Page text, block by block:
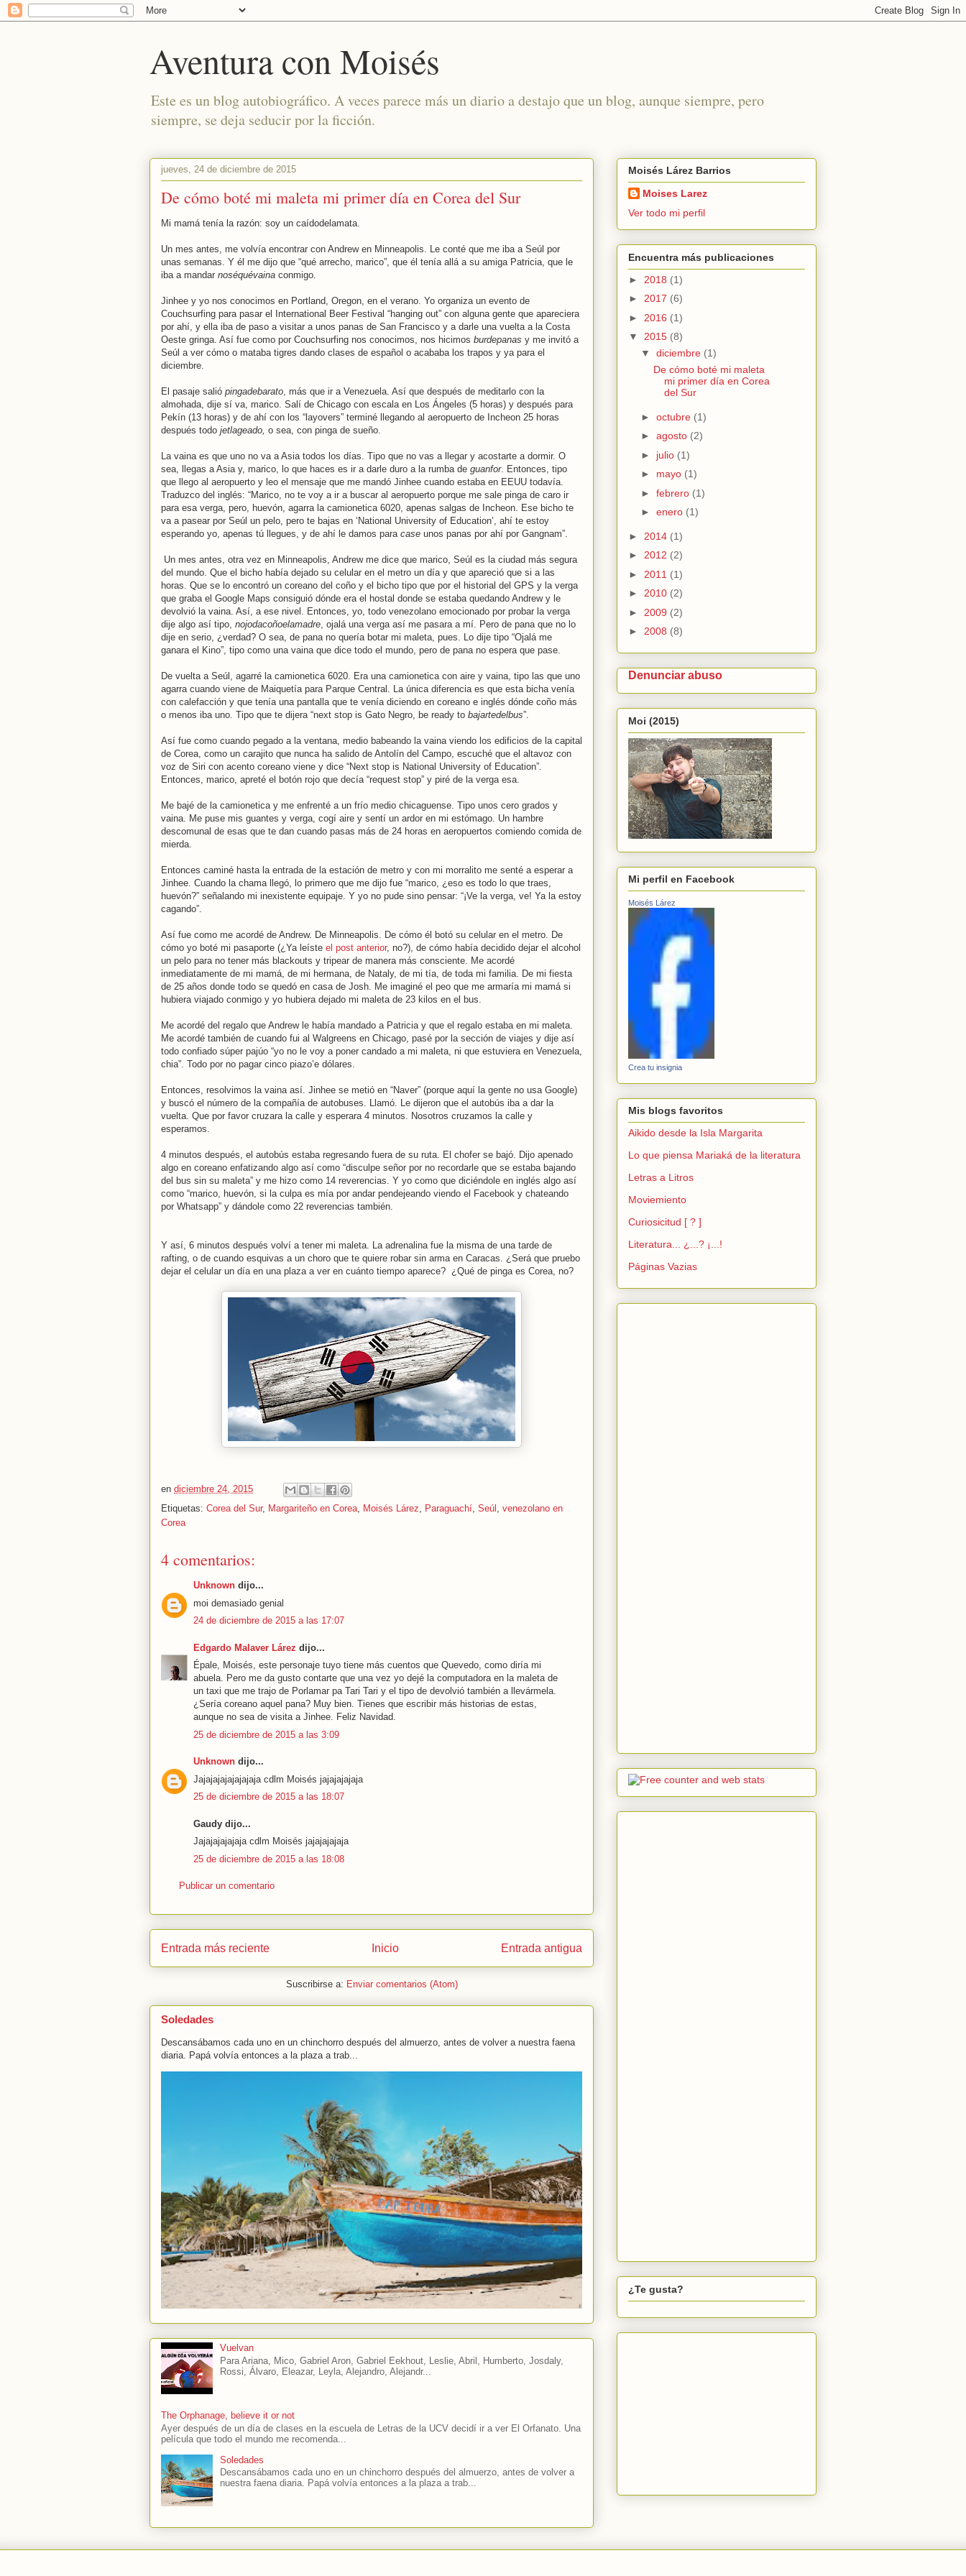
Aventura con Moisés
Este es un blog autobiográfico. A veces parece más un diario a destajo que un blog, aunque siempre, pero
siempre, se deja seducir por la ficción.
jueves, 24 de diciembre de 2015
De cómo boté mi maleta mi primer día en Corea del Sur
Mi mamá tenía la razón: soy un caídodelamata.
Un mes antes, me volvía encontrar con Andrew en Minneapolis. Le conté que me iba a Seúl por
unas semanas. Y él me dijo que “qué arrecho, marico”, que él tenía allá a su amiga Patricia, que le
iba a mandar noséquévaina conmigo.
Jinhee y yo nos conocimos en Portland, Oregon, en el verano. Yo organiza un evento de
Couchsurfing para pasar el International Beer Festival “hanging out” con alguna gente que apareciera
por ahí, y ella iba de paso a visitar a unos panas de San Francisco y a darle una vuelta a la Costa
Oeste gringa. Así fue como por Couchsurfing nos conocimos, nos hicimos burdepanas y me invitó a
Seúl a ver cómo o mataba tigres dando clases de español o acababa los trapos y ya para el
diciembre.
El pasaje salió pingadebarato, más que ir a Venezuela. Así que después de meditarlo con la
almohada, dije sí va, marico. Salí de Chicago con escala en Los Ángeles (5 horas) y después para
Pekín (13 horas) y de ahí con los “layovers” terminé llegando al aeropuerto de Incheon 25 horas
después todo jetlageado, o sea, con pinga de sueño.
La vaina es que uno no va a Asia todos los días. Tipo que no vas a llegar y acostarte a dormir. O
sea, llegas a Asia y, marico, lo que haces es ir a darle duro a la rumba de guanfor. Entonces, tipo
que llego al aeropuerto y leo el mensaje que me mandó Jinhee cuando estaba en EEUU todavía.
Traduzco del inglés: “Marico, no te voy a ir a buscar al aeropuerto porque me sale pinga de caro ir
para esa verga, pero, huevón, agarra la camionetica 6020, apenas salgas de Incheon. Ese bicho te
va a pasear por Seúl un pelo, pero te bajas en ‘National University of Education’, ahí te estoy
esperando yo, apenas tú llegues, y de ahí le damos para case unos panas por ahí por Gangnam”.
Un mes antes, otra vez en Minneapolis, Andrew me dice que marico, Seúl es la ciudad más segura
del mundo. Que el bicho había dejado su celular en el metro un día y que apareció que si a las
horas. Que se lo encontró un coreano del coño y el bicho tipo que por el historial del GPS y la verga
que graba el Google Maps consiguió dónde era el hostal donde se estaba quedando Andrew y le
devolvió la vaina. Así, a ese nivel. Entonces, yo, todo venezolano emocionado por probar la verga
dije algo así tipo, nojodacoñoelamadre, ojalá una verga así me pasara a mí. Pero de pana que no lo
dije en serio, ¿verdad? O sea, de pana no quería botar mi maleta, pues. Lo dije tipo “Ojalá me
ganara el Kino”, tipo como una vaina que dice todo el mundo, pero de pana no espera que pase.
De vuelta a Seúl, agarré la camionetica 6020. Era una camionetica con aire y vaina, tipo las que uno
agarra cuando viene de Maiquetía para Parque Central. La única diferencia es que esta bicha venía
con calefacción y que tenía una pantalla que te venía diciendo en coreano e inglés dónde coño más
o menos iba uno. Tipo que te dijera “next stop is Gato Negro, be ready to bajartedelbus”.
Así fue como cuando pegado a la ventana, medio babeando la vaina viendo los edificios de la capital
de Corea, como un carajito que nunca ha salido de Antolín del Campo, escuché que el altavoz con
voz de Siri con acento coreano viene y dice “Next stop is National University of Education”.
Entonces, marico, apreté el botón rojo que decía “request stop” y piré de la verga esa.
Me bajé de la camionetica y me enfrenté a un frío medio chicaguense. Tipo unos cero grados y
vaina. Me puse mis guantes y verga, cogí aire y sentí un ardor en mi estómago. Un hambre
descomunal de esas que te dan cuando pasas más de 24 horas en aeropuertos comiendo comida de
mierda.
Entonces caminé hasta la entrada de la estación de metro y con mi morralito me senté a esperar a
Jinhee. Cuando la chama llegó, lo primero que me dijo fue “marico, ¿eso es todo lo que traes,
huevón?” señalando mi inexistente equipaje. Y yo no pude sino pensar: “¡Ve la verga, ve! Ya la estoy
cagando”.
Así fue como me acordé de Andrew. De Minneapolis. De cómo él botó su celular en el metro. De
cómo yo boté mi pasaporte (¿Ya leíste el post anterior, no?), de cómo había decidido dejar el alcohol
un pelo para no tener más blackouts y tripear de manera más consciente. Me acordé
inmediatamente de mi mamá, de mi hermana, de Nataly, de mi tía, de toda mi familia. De mi fiesta
de 25 años donde todo se quedó en casa de Josh. Me imaginé el peo que me armaría mi mamá si
hubiera viajado conmigo y yo hubiera dejado mi maleta de 23 kilos en el bus.
Me acordé del regalo que Andrew le había mandado a Patricia y que el regalo estaba en mi maleta.
Me acordé también de cuando fui al Walgreens en Chicago, pasé por la sección de viajes y dije así
todo confiado súper pajúo “yo no le voy a poner candado a mi maleta, ni que estuviera en Venezuela,
chia”. Todo por no pagar cinco piazo’e dólares.
Entonces, resolvimos la vaina así. Jinhee se metió en “Naver” (porque aquí la gente no usa Google)
y buscó el número de la compañía de autobuses. Llamó. Le dijeron que el autobús iba a dar la
vuelta. Que por favor cruzara la calle y esperara 4 minutos. Nosotros cruzamos la calle y
esperamos.
4 minutos después, el autobús estaba regresando fuera de su ruta. El chofer se bajó. Dijo apenado
algo en coreano enfatizando algo así como “disculpe señor por no recordarle que se estaba bajando
del bus sin su maleta” y me hizo como 14 reverencias. Y yo como que diciéndole en inglés algo así
como “marico, huevón, si la culpa es mía por andar pendejeando viendo el Facebook y chateando
por Whatsapp” y dándole como 22 reverencias también.
Y así, 6 minutos después volví a tener mi maleta. La adrenalina fue la misma de una tarde de
rafting, o de cuando esquivas a un choro que te quiere robar sin arma en Caracas. ¿Será que pruebo
dejar el celular un día en una plaza a ver en cuánto tiempo aparece? ¿Qué de pinga es Corea, no?
en diciembre 24, 2015
Etiquetas: Corea del Sur, Margariteño en Corea, Moisés Lárez, Paraguachí, Seúl , venezolano en
Corea
4 comentarios:
Unknown dijo...
moi demasiado genial
24 de diciembre de 2015 a las 17:07
Edgardo Malaver Lárez dijo...
Épale, Moisés, este personaje tuyo tiene más cuentos que Quevedo, como diría mi
abuela. Pero me da gusto contarte que una vez yo dejé la computadora en la maleta de
un taxi que me trajo de Porlamar pa Tari Tari y el tipo de devolvió también a llevármela.
¿Sería coreano aquel pana? Muy bien. Tienes que escribir más historias de estas,
aunque no sea de visita a Jinhee. Feliz Navidad.
25 de diciembre de 2015 a las 3:09
Unknown dijo...
Jajajajajajajajaja cdlm Moisés jajajajajaja
25 de diciembre de 2015 a las 18:07
Gaudy dijo...
Jajajajajajaja cdlm Moisés jajajajajaja
25 de diciembre de 2015 a las 18:08
Publicar un comentario
Entrada más reciente Entrada antigua
Inicio
Suscribirse a: Enviar comentarios (Atom)
Soledades
Descansábamos cada uno en un chinchorro después del almuerzo, antes de volver a nuestra faena
diaria. Papá volvía entonces a la plaza a trab...
Vuelvan
Para Ariana, Mico, Gabriel Aron, Gabriel Eekhout, Leslie, Abril, Humberto, Josdaly,
Rossi, Álvaro, Eleazar, Leyla, Alejandro, Alejandr...
The Orphanage, believe it or not
Ayer después de un día de clases en la escuela de Letras de la UCV decidí ir a ver El Orfanato. Una
película que todo el mundo me recomenda...
Soledades
Descansábamos cada uno en un chinchorro después del almuerzo, antes de volver a
nuestra faena diaria. Papá volvía entonces a la plaza a trab...
Moisés Lárez Barrios
Moises Larez
Ver todo mi perfil
Encuentra más publicaciones
► 2018 (1)
► 2017 (6)
► 2016 (1)
▼ 2015 (8)
▼ diciembre (1)
De cómo boté mi maleta
mi primer día en Corea
del Sur
► octubre (1)
► agosto (2)
► julio (1)
► mayo (1)
► febrero (1)
► enero (1)
► 2014 (1)
► 2012 (2)
► 2011 (1)
► 2010 (2)
► 2009 (2)
► 2008 (8)
Denunciar abuso
Moi (2015)
Mi perfil en Facebook
Moisés Lárez
Crea tu insignia
Mis blogs favoritos
Aikido desde la Isla Margarita
Lo que piensa Mariaká de la literatura
Letras a Litros
Moviemiento
Curiosicitud [ ? ]
Literatura... ¿...? ¡...!
Páginas Vazias
¿Te gusta?